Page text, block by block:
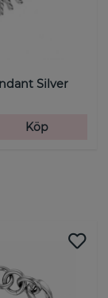
Silver
Köp